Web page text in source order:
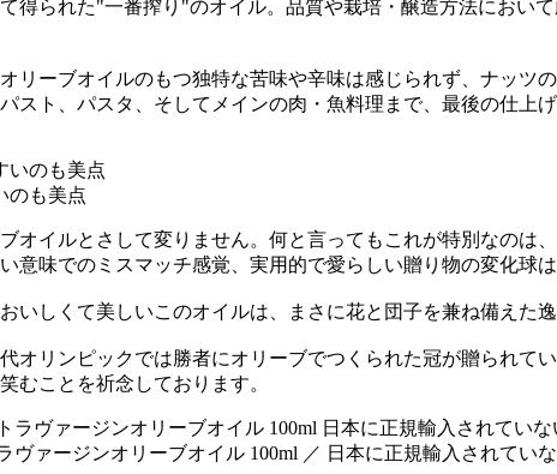
得られた"一番搾り"のオイル。品質や栽培・醸造方法におい
リーブオイルのもつ独特な苦味や辛味は感じられず、ナッツ
スト、パスタ、そしてメインの肉・魚料理まで、最後の仕上
のも美点
オイルとさして変りません。何と言ってもこれが特別なの
意味でのミスマッチ感覚、実用的で愛らしい贈り物の変化球
いしくて美しいこのオイルは、まさに花と団子を兼ね備えた
オリンピックでは勝者にオリーブでつくられた冠が贈られ
むことを祈念しております。
ヴァージンオリーブオイル 100ml ／ 日本に正規輸入されてい